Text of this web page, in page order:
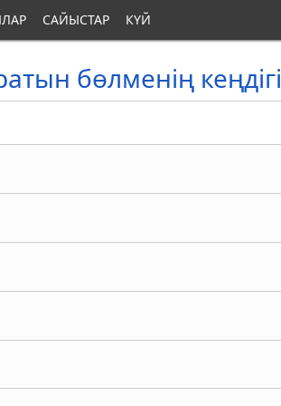
САЙЫСТАР КҮЙ
бөлменің кеңдігі